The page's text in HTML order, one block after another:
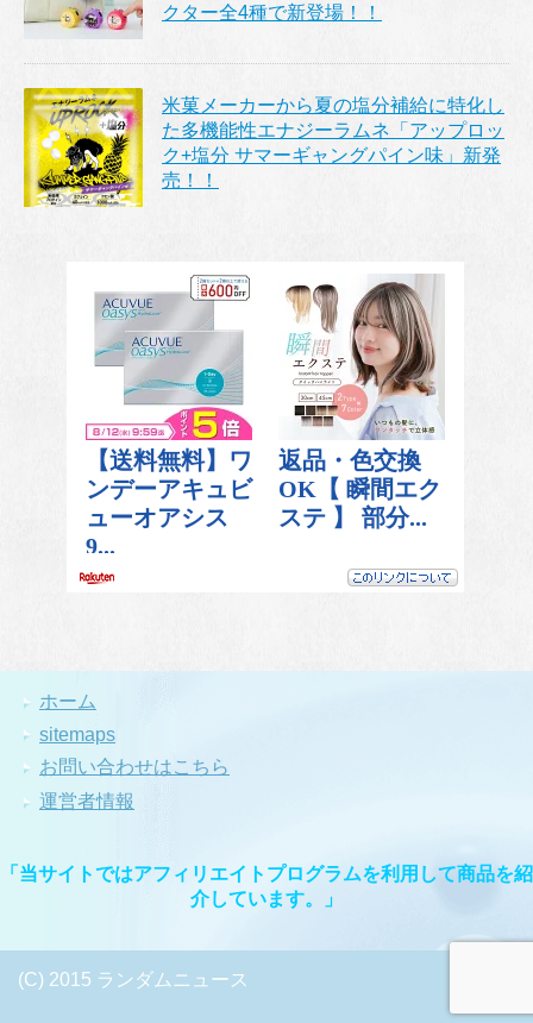
クター全4種で新登場！！
米菓メーカーから夏の塩分補給に特化し
た多機能性エナジーラムネ「アップロッ
ク+塩分 サマーギャングパイン味」新発
売！！
ホーム
sitemaps
お問い合わせはこちら
運営者情報
「当サイトではアフィリエイトプログラムを利用して商品を紹
介しています。」
(C) 2015 ランダムニュース